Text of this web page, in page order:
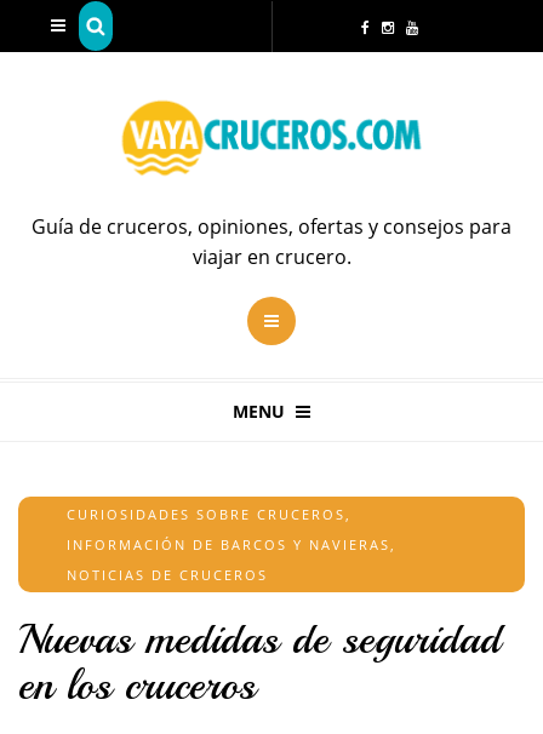
Guía de cruceros, opiniones, ofertas y consejos para
viajar en crucero.
MENU
CURIOSIDADES SOBRE CRUCEROS,
INFORMACIÓN DE BARCOS Y NAVIERAS,
NOTICIAS DE CRUCEROS
Nuevas medidas de seguridad
en los cruceros